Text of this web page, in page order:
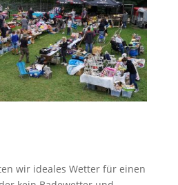
wir ideales Wetter für einen